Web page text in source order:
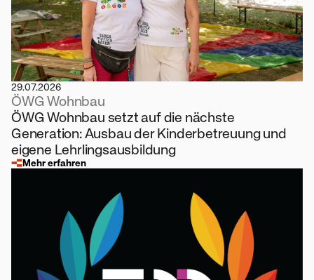
29.07.2026
ÖWG Wohnbau
ÖWG Wohnbau setzt auf die nächste
Generation: Ausbau der Kinderbetreuung und
eigene Lehrlingsausbildung
Mehr erfahren